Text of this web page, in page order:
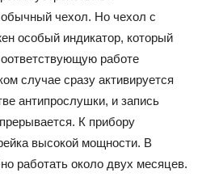
чехол. Но чехол с
особый индикатор, который
работе
случае сразу активируется
антипрослушки, и запись
К прибору
высокой мощности. В
работать около двух месяцев.